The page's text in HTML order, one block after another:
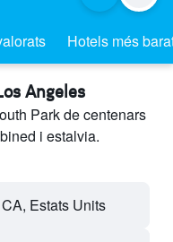
Hotels més
Angeles
Park de centenars
i estalvia.
Estats Units